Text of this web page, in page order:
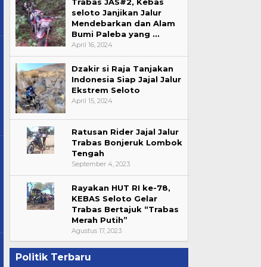
seloto Janjikan Jalur
Mendebarkan dan Alam
Bumi Paleba yang …
April 16, 2024
Dzakir si Raja Tanjakan
Indonesia Siap Jajal Jalur
Ekstrem Seloto
April 15, 2024
Ratusan Rider Jajal Jalur
Trabas Bonjeruk Lombok
Tengah
September 4, 2023
Rayakan HUT RI ke-78,
KEBAS Seloto Gelar
Trabas Bertajuk “Trabas
Merah Putih”
Agustus 17, 2023
Politik Terbaru